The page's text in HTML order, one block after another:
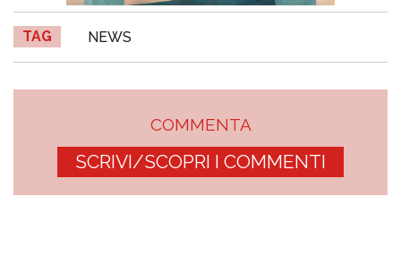
TAG NEWS
COMMENTA
SCRIVI/SCOPRI I COMMENTI